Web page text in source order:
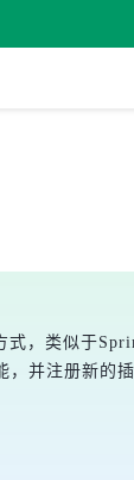
，类似于
并注册新的